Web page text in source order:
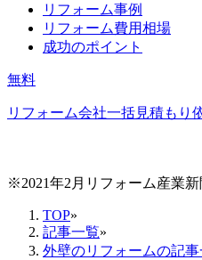
リフォーム事例
リフォーム費用相場
成功のポイント
無料
リフォーム会社一括見積もり
※2021年2月リフォーム産業新
TOP»
記事一覧»
外壁のリフォームの記事